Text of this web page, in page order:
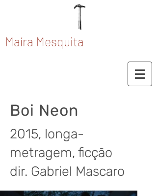
Maíra Mesquita
Boi Neon
2015, longa-
metragem, ficção
dir. Gabriel Mascaro